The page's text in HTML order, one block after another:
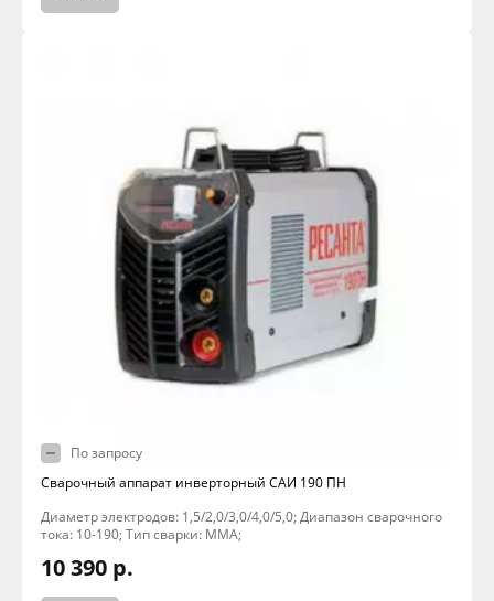
По запросу
Сварочный аппарат инверторный САИ 190 ПН
Диаметр электродов: 1,5/2,0/3,0/4,0/5,0; Диапазон сварочного
тока: 10-190; Тип сварки: MMA;
10 390 р.